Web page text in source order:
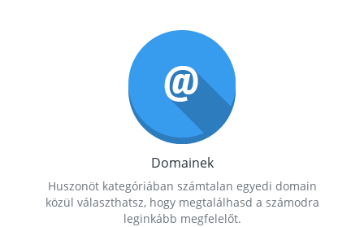
Domainek
Huszonöt kategóriában számtalan egyedi domain
közül választhatsz, hogy megtalálhasd a számodra
leginkább megfelelőt.